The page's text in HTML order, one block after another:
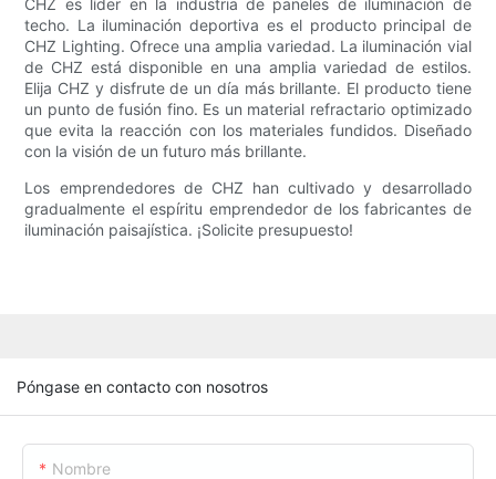
CHZ es líder en la industria de paneles de iluminación de
techo. La iluminación deportiva es el producto principal de
CHZ Lighting. Ofrece una amplia variedad. La iluminación vial
de CHZ está disponible en una amplia variedad de estilos.
Elija CHZ y disfrute de un día más brillante. El producto tiene
un punto de fusión fino. Es un material refractario optimizado
que evita la reacción con los materiales fundidos. Diseñado
con la visión de un futuro más brillante.
Los emprendedores de CHZ han cultivado y desarrollado
gradualmente el espíritu emprendedor de los fabricantes de
iluminación paisajística. ¡Solicite presupuesto!
Póngase en contacto con nosotros
Nombre